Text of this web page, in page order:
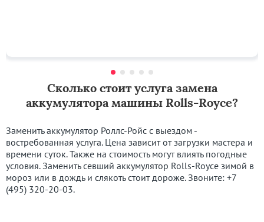
Сколько стоит услуга замена
аккумулятора машины Rolls-Royce?
Заменить аккумулятор Роллс-Ройс с выездом -
востребованная услуга. Цена зависит от загрузки мастера и
времени суток. Также на стоимость могут влиять погодные
условия. Заменить севший аккумулятор Rolls-Royce зимой в
мороз или в дождь и слякоть стоит дороже. Звоните: +7
(495) 320-20-03.